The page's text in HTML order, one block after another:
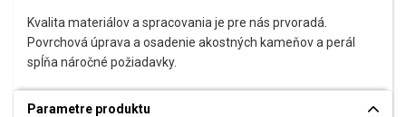
Kvalita materiálov a spracovania je pre nás prvoradá.
Povrchová úprava a osadenie akostných kameňov a perál
spĺňa náročné požiadavky.
Parametre produktu